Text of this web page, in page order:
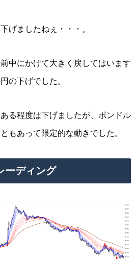
げましたねぇ・・・。
中にかけて大きく戻してはいます
の下げでした。
る程度は下げましたが、ポンドル
もあって限定的な動きでした。
ーディング